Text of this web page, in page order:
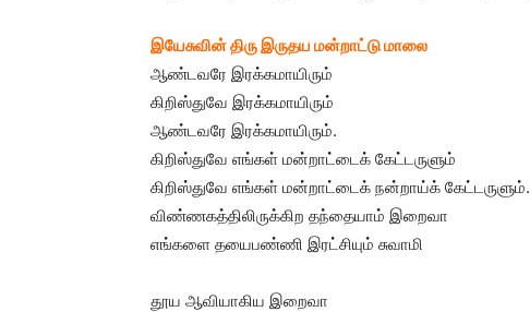
இயேசுவின் திரு இருதய மன்றாட்டு மாலை
ஆண்டவரே இரக்கமாயிரும்
கிறிஸ்துவே இரக்கமாயிரும்
ஆண்டவரே இரக்கமாயிரும்.
கிறிஸ்துவே எங்கள் மன்றாட்டைக் கேட்டருளும்
கிறிஸ்துவே எங்கள் மன்றாட்டைக் நன்றாய்க் கேட்டருளும்.
விண்ணகத்திலிருக்கிற தந்தையாம் இறைவா
எங்களை தயைபண்ணி இரட்சியும் சுவாமி
தூய ஆவியாகிய இறைவா